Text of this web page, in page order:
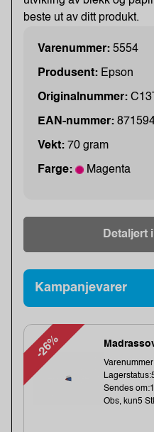
beste ut av ditt produkt.
Varenummer: 5554
Produsent: Epson
Originalnummer:
EAN-nummer:
Vekt: 70 gram
Farge: Magenta
Detaljert
Kampanjevarer
-26%
Sendes
Obs, kun5